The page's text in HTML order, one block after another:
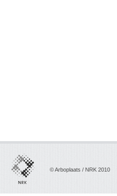
© Arboplaats / NRK 2010